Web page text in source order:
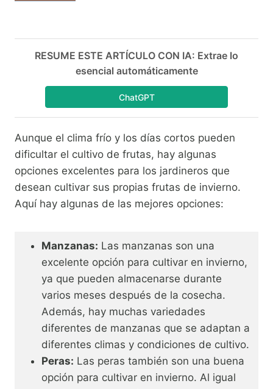
RESUME ESTE ARTÍCULO CON IA: Extrae lo
esencial automáticamente
ChatGPT
Aunque el clima frío y los días cortos pueden
dificultar el cultivo de frutas, hay algunas
opciones excelentes para los jardineros que
desean cultivar sus propias frutas de invierno.
Aquí hay algunas de las mejores opciones:
Manzanas: Las manzanas son una
excelente opción para cultivar en invierno,
ya que pueden almacenarse durante
varios meses después de la cosecha.
Además, hay muchas variedades
diferentes de manzanas que se adaptan a
diferentes climas y condiciones de cultivo.
Peras: Las peras también son una buena
opción para cultivar en invierno. Al igual